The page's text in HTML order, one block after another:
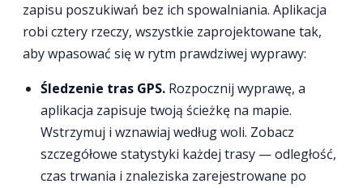
zapisu poszukiwań bez ich spowalniania. Aplikacja
robi cztery rzeczy, wszystkie zaprojektowane tak,
aby wpasować się w rytm prawdziwej wyprawy:
Śledzenie tras GPS. Rozpocznij wyprawę, a
aplikacja zapisuje twoją ścieżkę na mapie.
Wstrzymuj i wznawiaj według woli. Zobacz
szczegółowe statystyki każdej trasy — odległość,
czas trwania i znaleziska zarejestrowane po